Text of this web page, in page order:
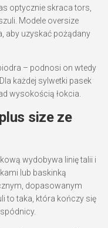
optycznie skraca tors,
Modele oversize
aby uzyskać pożądany
– podnosi on wtedy
każdej sylwetki pasek
wysokością łokcia.
size ze
wydobywa linię talii i
lub baskinką
dopasowanym
to taka, która kończy się